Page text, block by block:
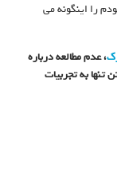
را اینگونه می
، عدم مطالعه درباره
تنها به تجربیات